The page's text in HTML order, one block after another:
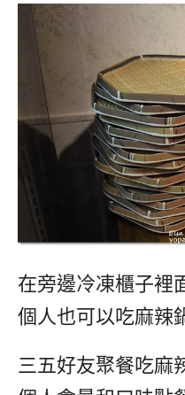
在旁邊冷凍櫃子裡
個人也可以吃麻辣
三五好友聚餐吃麻